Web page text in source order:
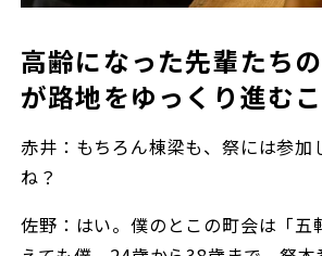
高齢になった先輩たち
が路地をゆっくり進む
赤井：もちろん棟梁も、祭には参加
ね？
佐野：はい。僕のとこの町会は「五